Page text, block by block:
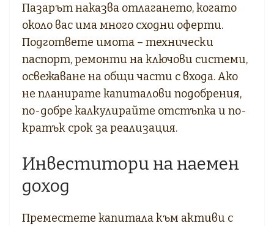
Пазарът наказва отлагането, когато
около вас има много сходни оферти.
Подгответе имота – технически
паспорт, ремонти на ключови системи,
освежаване на общи части с входа. Ако
не планирате капиталови подобрения,
по-добре калкулирайте отстъпка и по-
кратък срок за реализация.
Инвеститори на наемен
доход
Преместете капитала към активи с